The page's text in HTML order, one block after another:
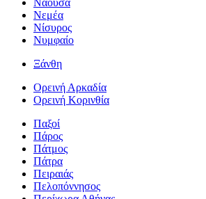
Νεμέα
Νίσυρος
Νυμφαίο
Ξάνθη
Ορεινή Αρκαδία
Ορεινή Κορινθία
Παξοί
Πάρος
Πάτμος
Πάτρα
Πειραιάς
Πελοπόννησος